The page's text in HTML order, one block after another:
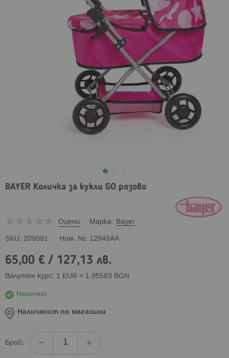
BAYER Количка за кукли GO розово
Оцени Марка Bayer
SKU 209091 Ном. № 12949AA
65,00 € / 127,13 лв.
Валутен курс: 1 EUR = 1.95583 BGN
Налично
Наличност по магазини
Брой: